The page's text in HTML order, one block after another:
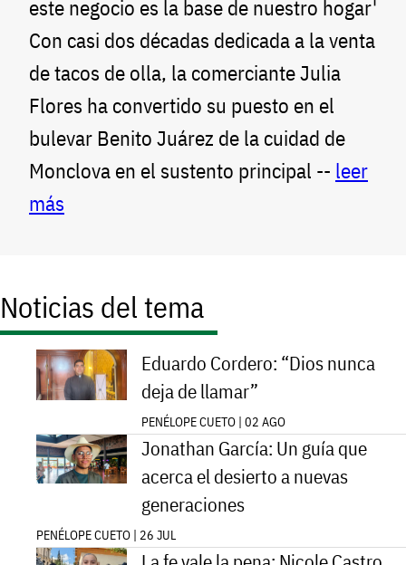
este negocio es la base de nuestro hogar'
Con casi dos décadas dedicada a la venta
de tacos de olla, la comerciante Julia
Flores ha convertido su puesto en el
bulevar Benito Juárez de la cuidad de
Monclova en el sustento principal -- leer
más
Noticias del tema
Eduardo Cordero: “Dios nunca
deja de llamar”
PENÉLOPE CUETO | 02 AGO
Jonathan García: Un guía que
acerca el desierto a nuevas
generaciones
PENÉLOPE CUETO | 26 JUL